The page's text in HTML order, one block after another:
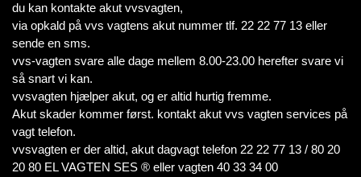
du kan kontakte akut vvsvagten,
via opkald på vvs vagtens akut nummer tlf. 22 22 77 13 eller
sende en sms.
vvs-vagten svare alle dage mellem 8.00-23.00 herefter svare vi
så snart vi kan.
vvsvagten hjælper akut, og er altid hurtig fremme.
Akut skader kommer først. kontakt akut vvs vagten services på
vagt telefon.
vvsvagten er der altid, akut dagvagt telefon 22 22 77 13 / 80 20
20 80 EL VAGTEN SES ® eller vagten 40 33 34 00